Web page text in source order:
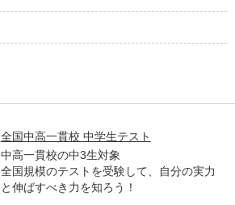
全国中高一貫校 中学生テスト
中高一貫校の中3生対象
全国規模のテストを受験して、自分の実力
と伸ばすべき力を知ろう！